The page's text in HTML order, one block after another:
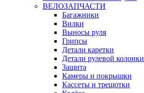
ВЕЛОЗАПЧАСТИ
Багажники
Вилки
Выносы руля
Грипсы
Детали каретки
Детали рулевой колонки
Защита
Камеры и покрышки
Кассеты и трещотки